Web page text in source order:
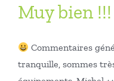
Muy bien !!!
Commentaires
tranquille, sommes